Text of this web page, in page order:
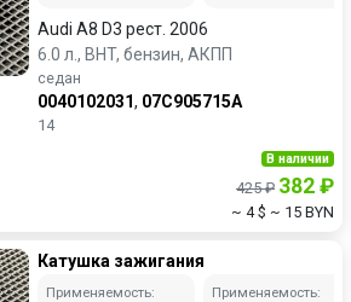
Audi A8 D3 рест. 2006
6.0 л., BHT, бензин, АКПП
седан
0040102031, 07C905715A
14
В наличии
425 ₽ 382 ₽
~ 4 $ ~ 15 BYN
Катушка зажигания
Применяемость: Применяемость: